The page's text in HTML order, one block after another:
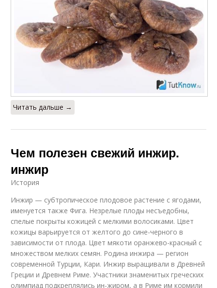
Читать дальше →
Чем полезен свежий инжир.
инжир
История
Инжир — субтропическое плодовое растение с ягодами,
именуется также Фига. Незрелые плоды несъедобны,
спелые покрыты кожицей с мелкими волосиками. Цвет
кожицы варьируется от желтого до сине-черного в
зависимости от плода. Цвет мякоти оранжево-красный с
множеством мелких семян. Родина инжира — регион
современной Турции, Кари. Инжир выращивали в Древней
Греции и Древнем Риме. Участники знаменитых греческих
олимпиад подкреплялись ин-жиром, а в Риме им кормили